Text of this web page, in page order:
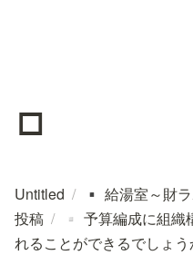
▫️
Untitled / ▪️ 給湯室～財
投稿 / ▫️
予算編成に組織
れることができるでしょう